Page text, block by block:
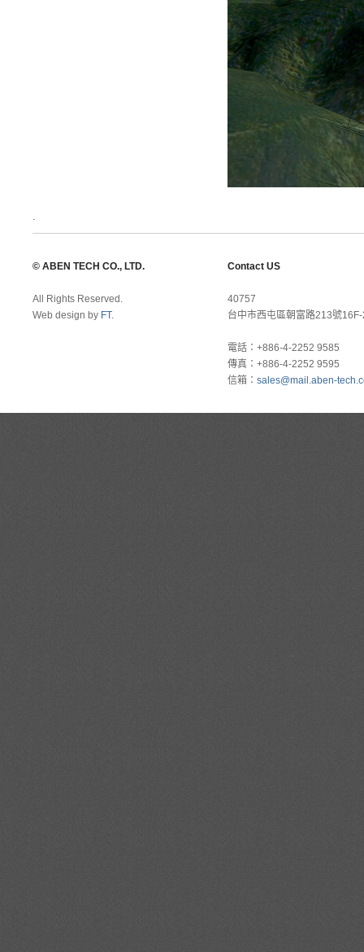
© ABEN TECH CO., LTD.
All Rights Reserved.
Web design by FT.
Contact US
40757
台中市西屯區朝富路213號
電話：+886-4-2252 9585
傳真：+886-4-2252 9595
信箱： sales@mail.aben-